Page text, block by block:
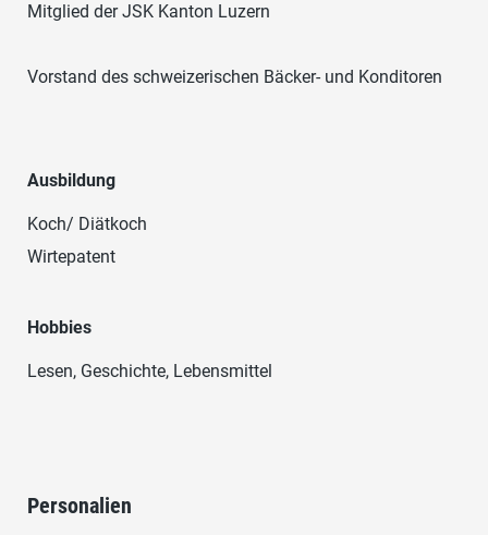
Mitglied der JSK Kanton Luzern
Vorstand des schweizerischen Bäcker- und Konditoren
Ausbildung
Koch/ Diätkoch
Wirtepatent
Hobbies
Lesen, Geschichte, Lebensmittel
Personalien